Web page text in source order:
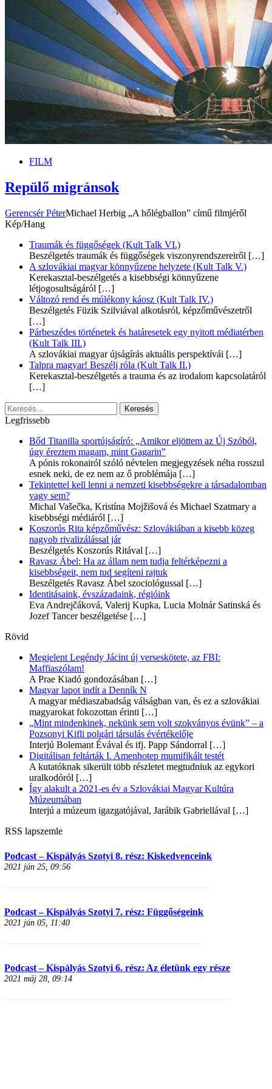
FILM
Repülő migránsok
Gerencsér PéterMichael Herbig „A hőlégballon” című filmjéről
Kép/Hang
Traumák és függőségek (Kult Talk VI.)
Beszélgetés traumák és függőségek viszonyrendszereiről […]
A szlovákiai magyar könnyűzene helyzete (Kult Talk V.)
Kerekasztal-beszélgetés a kisebbségi könnyűzene
létjogosultságáról […]
Változó rend és múlékony káosz (Kult Talk IV.)
Beszélgetés Füzik Szilviával alkotásról, képzőművészetről
[…]
Párbeszédes történetek és határesetek egy nyitott médiatérben
(Kult Talk III.)
A szlovákiai magyar újságírás aktuális perspektívái […]
Talpra magyar! Beszélj róla (Kult Talk II.)
Kerekasztal-beszélgetés a trauma és az irodalom kapcsolatáról
[…]
Keresés:
Legfrissebb
Bőd Titanilla sportújságíró: „Amikor eljöttem az Új Szóból,
úgy éreztem magam, mint Gagarin”
A pónis rokonairól szóló névtelen megjegyzések néha rosszul
esnek neki, de ez nem az ő problémája […]
Tekintettel kell lenni a nemzeti kisebbségekre a társadalomban
vagy sem?
Michal Vašečka, Kristína Mojžišová és Michael Szatmary a
kisebbségi médiáról […]
Koszorús Rita képzőművész: Szlovákiában a kisebb közeg
nagyob rivalizálással jár
Beszélgetés Koszorús Ritával […]
Ravasz Ábel: Ha az állam nem tudja feltérképezni a
kisebbségeit, nem tud segíteni rajtuk
Beszélgetés Ravasz Ábel szociológussal […]
Identitásaink, évszázadaink, régióink
Eva Andrejčáková, Valerij Kupka, Lucia Molnár Satinská és
Jozef Tancer beszélgetése […]
Rövid
Megjelent Legéndy Jácint új verseskötete, az FBI:
Maffiaszólam!
A Prae Kiadó gondozásában […]
Magyar lapot indít a Denník N
A magyar médiaszabadság válságban van, és ez a szlovákiai
magyarokat fokozottan érinti […]
„Mint mindenkinek, nekünk sem volt szokványos évünk” – a
Pozsonyi Kifli polgári társulás évértékelője
Interjú Bolemant Évával és ifj. Papp Sándorral […]
Digitálisan feltárták I. Amenhotep mumifikált testét
A kutatóknak sikerült több részletet megtudniuk az egykori
uralkodóról […]
Így alakult a 2021-es év a Szlovákiai Magyar Kultúra
Múzeumában
Interjú a múzeum igazgatójával, Jarábik Gabriellával […]
RSS lapszemle
Podcast – Kispályás Szotyi 8. rész: Kiskedvenceink
2021 jún 25, 09:56
Podcast – Kispályás Szotyi 7. rész: Függőségeink
2021 jún 05, 11:40
Podcast – Kispályás Szotyi 6. rész: Az életünk egy része
2021 máj 28, 09:14